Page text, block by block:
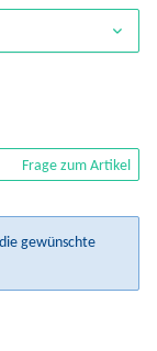
Frage zum Artikel
gewünschte